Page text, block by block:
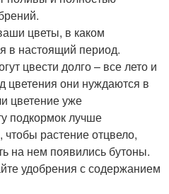
цветы, в каком
в настоящий период.
цвести долго – все лето и
цветения они нуждаются в
цветение уже
подкормок лучше
растение отцвело,
на нем появились бутоны.
удобрения с содержанием